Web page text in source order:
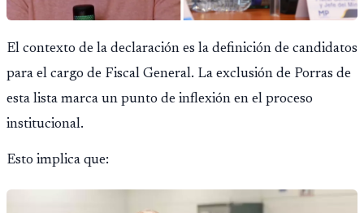
El contexto de la declaración es la definición de candidatos
para el cargo de Fiscal General. La exclusión de Porras de
esta lista marca un punto de inflexión en el proceso
institucional.
Esto implica que: